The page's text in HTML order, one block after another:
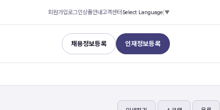
회원가입 로그인상품안내고객센터 Select Language ▼
채용정보등록 인재정보등록